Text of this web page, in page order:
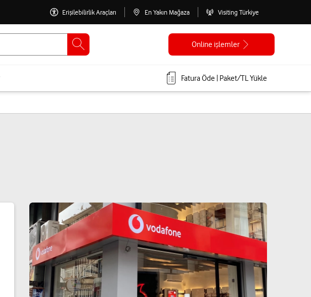
Erişilebilirlik Araçları En Yakın Mağaza Visiting Türkiye
Online işlemler
Fatura Öde | Paket/TL Yükle